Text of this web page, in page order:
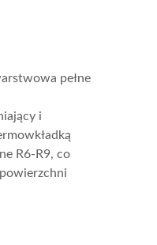
pełne
i
R6-R9, co